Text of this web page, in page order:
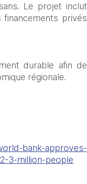
Le projet inclut
privés
durable afin de
régionale.
bank-approves-
3-million-people